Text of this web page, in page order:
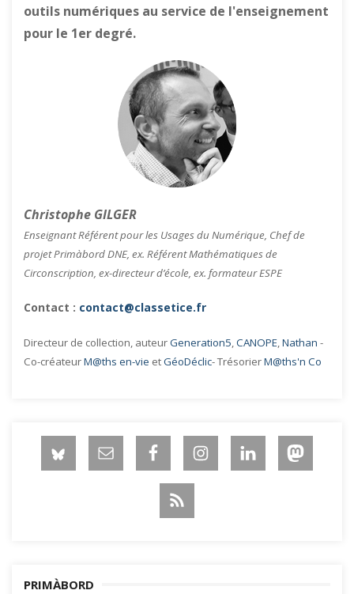
outils numériques au service de l'enseignement
pour le 1er degré.
Christophe GILGER
Enseignant Référent pour les Usages du Numérique, Chef de
projet Primàbord DNE, ex. Référent Mathématiques de
Circonscription, ex-directeur d’école, ex. formateur ESPE
Contact : contact@classetice.fr
Directeur de collection, auteurGeneration5,CANOPE,Nathan -
Co-créateurM@ths en-vie etGéoDéclic- TrésorierM@ths'n Co
PRIMÀBORD